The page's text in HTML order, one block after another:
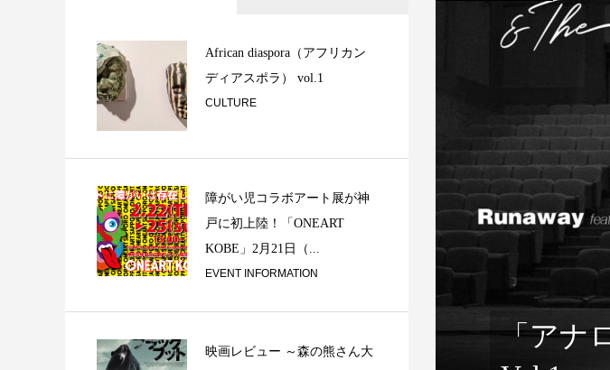
日々の碑 ③ カラスの子
ベルリンの冬 〜 ウンム・クル
スーム / From ...
切り取られる景
は良いことだ
「アナ
African diaspora（アフリカン
ディアスポラ） vol.1
CULTURE
障がい児コラボアート展が神
戸に初上陸！「ONEART
KOBE」2月21日（...
EVENT INFORMATION
映画レビュー ～森の熊さん大